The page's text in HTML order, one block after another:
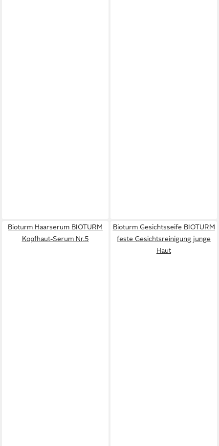
Bioturm Haarserum BIOTURM
Kopfhaut-Serum Nr.5
Bioturm Gesichtsseife BIOTURM
feste Gesichtsreinigung junge
Haut